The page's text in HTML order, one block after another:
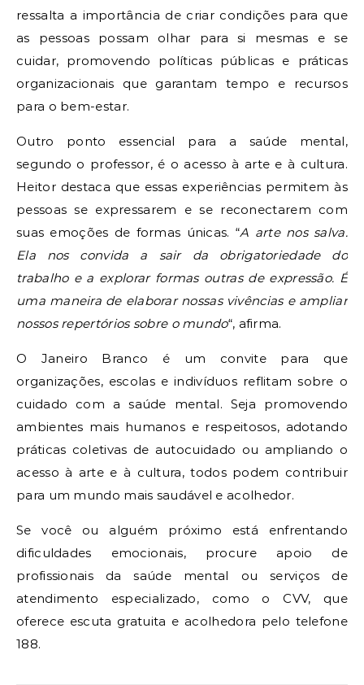
ressalta a importância de criar condições para que
as pessoas possam olhar para si mesmas e se
cuidar, promovendo políticas públicas e práticas
organizacionais que garantam tempo e recursos
para o bem-estar.
Outro ponto essencial para a saúde mental,
segundo o professor, é o acesso à arte e à cultura.
Heitor destaca que essas experiências permitem às
pessoas se expressarem e se reconectarem com
suas emoções de formas únicas. “A arte nos salva.
Ela nos convida a sair da obrigatoriedade do
trabalho e a explorar formas outras de expressão. É
uma maneira de elaborar nossas vivências e ampliar
nossos repertórios sobre o mundo“, afirma.
O Janeiro Branco é um convite para que
organizações, escolas e indivíduos reflitam sobre o
cuidado com a saúde mental. Seja promovendo
ambientes mais humanos e respeitosos, adotando
práticas coletivas de autocuidado ou ampliando o
acesso à arte e à cultura, todos podem contribuir
para um mundo mais saudável e acolhedor.
Se você ou alguém próximo está enfrentando
dificuldades emocionais, procure apoio de
profissionais da saúde mental ou serviços de
atendimento especializado, como o CVV, que
oferece escuta gratuita e acolhedora pelo telefone
188.